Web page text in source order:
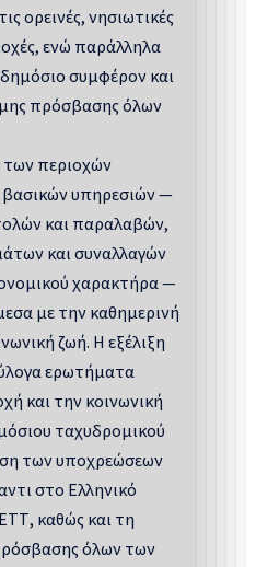
ορεινές, νησιωτικές
ενώ παράλληλα
συμφέρον και
πρόσβασης όλων
των περιοχών
υπηρεσιών —
και παραλαβών,
και συναλλαγών
χαρακτήρα —
με την καθημερινή
ζωή. Η εξέλιξη
ερωτήματα
και την κοινωνική
ταχυδρομικού
των υποχρεώσεων
στο Ελληνικό
καθώς και τη
όλων των